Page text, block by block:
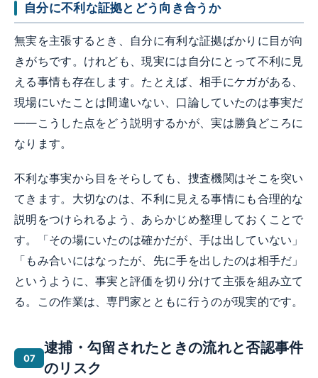
自分に不利な証拠とどう向き合うか
無実を主張するとき、自分に有利な証拠ばかりに目が向
きがちです。けれども、現実には自分にとって不利に見
える事情も存在します。たとえば、相手にケガがある、
現場にいたことは間違いない、口論していたのは事実だ
——こうした点をどう説明するかが、実は勝負どころに
なります。
不利な事実から目をそらしても、捜査機関はそこを突い
てきます。大切なのは、不利に見える事情にも合理的な
説明をつけられるよう、あらかじめ整理しておくことで
す。「その場にいたのは確かだが、手は出していない」
「もみ合いにはなったが、先に手を出したのは相手だ」
というように、事実と評価を切り分けて主張を組み立て
る。この作業は、専門家とともに行うのが現実的です。
逮捕・勾留されたときの流れと否認事件
のリスク